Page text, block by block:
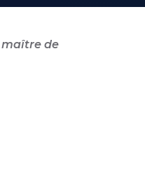
maître de